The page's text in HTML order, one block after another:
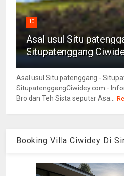
10
Asal usul Situ
Situpatenggang
Asal usul Situ patenggang -
SitupatenggangCiwidey.com -
Bro dan Teh Sista seputar Asa...
Booking Villa Ciwidey Di